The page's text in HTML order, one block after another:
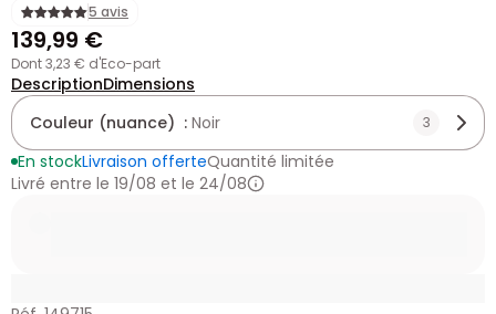
5 avis
139,99 €
dont 3,23 € d'Eco-part
DescriptionDimensions
Couleur (nuance) : Noir 3
En stockLivraison offerteQuantité limitée
Livré entre le 19/08 et le 24/08